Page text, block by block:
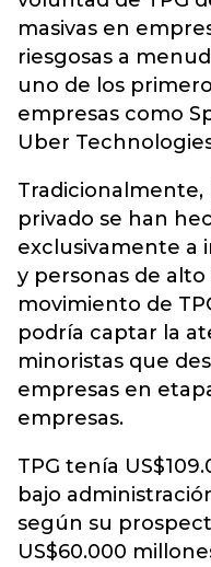
masivas en
riesgosas a
uno de los
empresas como
Uber
Tradicionalmente,
privado se han
exclusivamente a
y personas de
movimiento de
podría captar la
minoristas que
empresas en
empresas.
TPG tenía
bajo
según su
US$60.000